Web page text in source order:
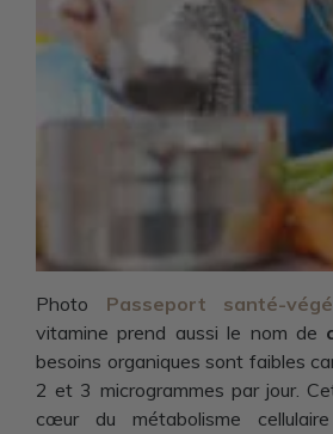
Photo Passeport santé-
vitamine prend aussi le nom de
besoins organiques sont faibles
2 et 3 microgrammes par jour.
cœur du métabolisme